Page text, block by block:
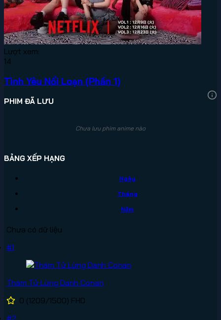
Lượt xem:
14
Tình Yêu Nổi Loạn (Phần 1)
PHIM ĐÃ LƯU
Chưa lưu phim anime nào
BẢNG XẾP HẠNG
Ngày
Tháng
Năm
Chưa có dữ liệu
#1
Thám Tử Lừng Danh Conan
0 (1209/1500) FHD